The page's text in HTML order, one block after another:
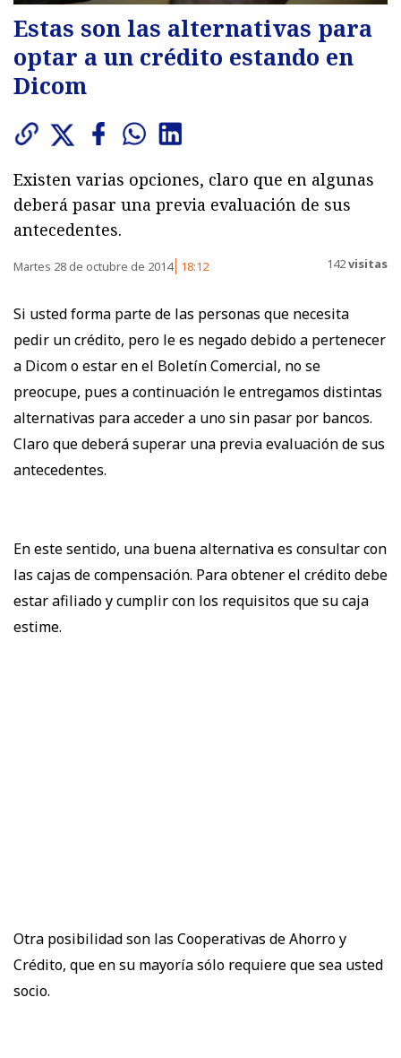
Estas son las alternativas para
optar a un crédito estando en
Dicom
Existen varias opciones, claro que en algunas
deberá pasar una previa evaluación de sus
antecedentes.
Martes 28 de octubre de 2014 18:12 142visitas
Si usted forma parte de las personas que necesita
pedir un crédito, pero le es negado debido a pertenecer
a Dicom o estar en el Boletín Comercial, no se
preocupe, pues a continuación le entregamos distintas
alternativas para acceder a uno sin pasar por bancos.
Claro que deberá superar una previa evaluación de sus
antecedentes.
En este sentido, una buena alternativa es consultar con
las cajas de compensación. Para obtener el crédito debe
estar afiliado y cumplir con los requisitos que su caja
estime.
Otra posibilidad son las Cooperativas de Ahorro y
Crédito, que en su mayoría sólo requiere que sea usted
socio.